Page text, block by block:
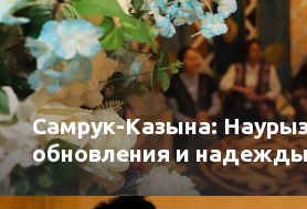
Самрук-Казына:
обновления и